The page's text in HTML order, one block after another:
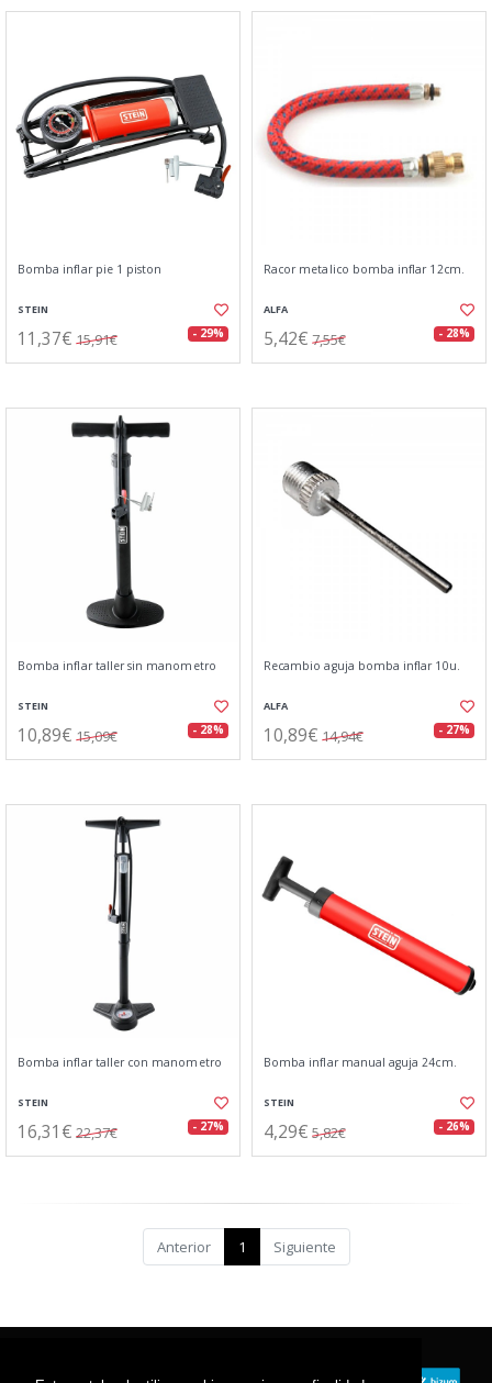
Bomba inflar pie 1 piston
STEIN
11,37€ 15,91€ - 29%
Racor metalico bomba inflar 12cm.
ALFA
5,42€ 7,55€ - 28%
Bomba inflar taller sin manometro
STEIN
10,89€ 15,09€ - 28%
Recambio aguja bomba inflar 10u.
ALFA
10,89€ 14,94€ - 27%
Bomba inflar taller con manometro
STEIN
16,31€ 22,37€ - 27%
Bomba inflar manual aguja 24cm.
STEIN
4,29€ 5,82€ - 26%
Anterior 1 Siguiente